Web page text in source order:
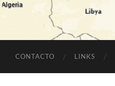
CONTACTO LINKS